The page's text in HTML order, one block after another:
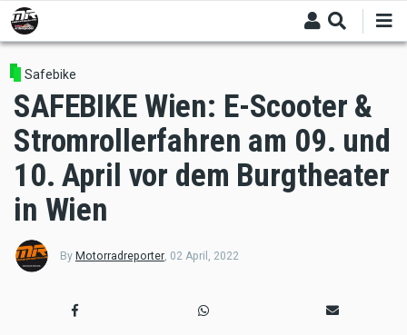
Skip
to
main
content
Safebike
SAFEBIKE Wien: E-Scooter &
Stromrollerfahren am 09. und
10. April vor dem Burgtheater
in Wien
By Motorradreporter, 02 April, 2022